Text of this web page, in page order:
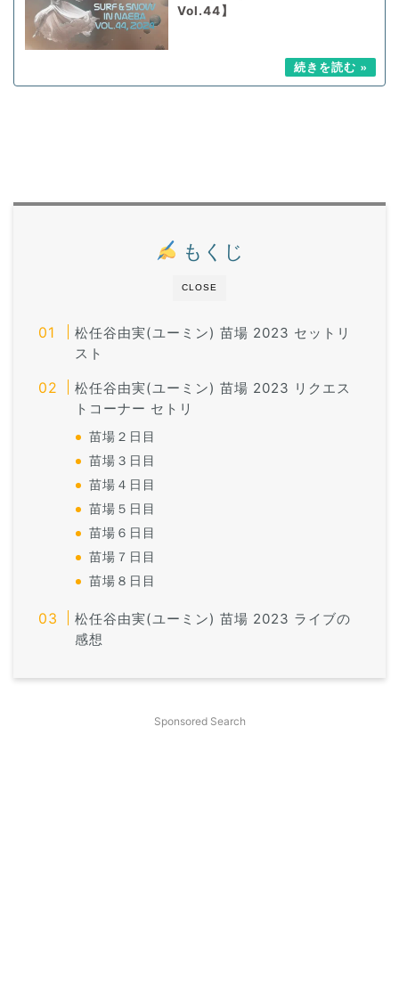
Vol.44】
CLOSE
もくじ
松任谷由実(ユーミン) 苗場 2023 セットリ
スト
松任谷由実(ユーミン) 苗場 2023 リクエス
トコーナー セトリ
苗場２日目
苗場３日目
苗場４日目
苗場５日目
苗場６日目
苗場７日目
苗場８日目
松任谷由実(ユーミン) 苗場 2023 ライブの
感想
Sponsored Search